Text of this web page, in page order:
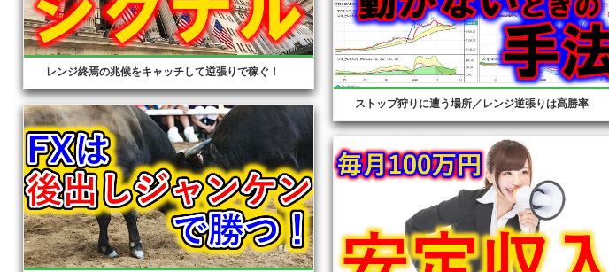
レンジ終焉の兆候をキャッチして逆張りで稼ぐ！
ストップ狩りに遭う場所／レンジ逆張りは高勝率